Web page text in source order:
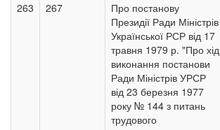
263 267
Про постанову
Президії Ради Міністрів
Української РСР від 17
травня 1979 р. "Про хід
виконання постанови
Ради Міністрів УРСР
від 23 березня 1977
року № 144 з питань
трудового